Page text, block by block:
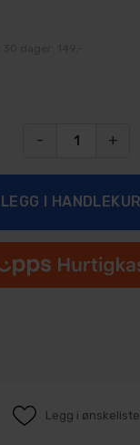
- +
Legg i ønskeliste